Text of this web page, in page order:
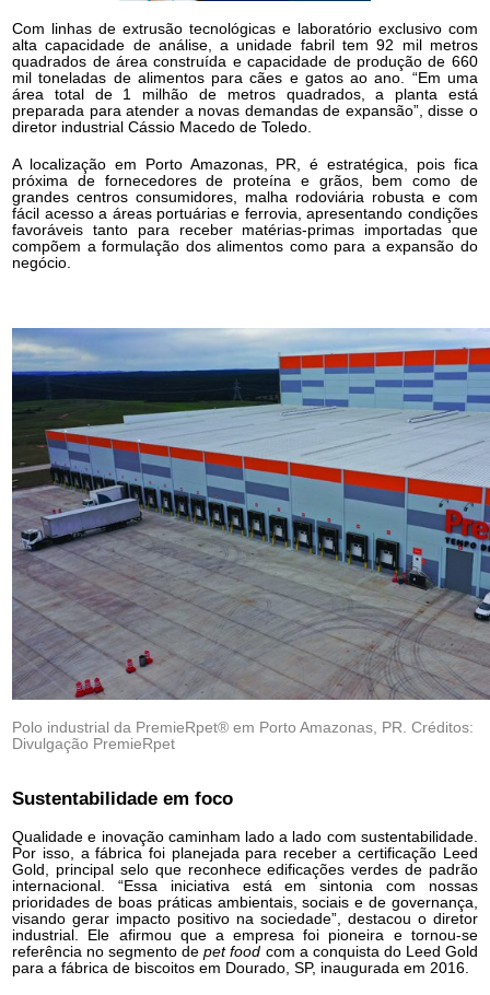
Com linhas de extrusão tecnológicas e laboratório exclusivo com
alta capacidade de análise, a unidade fabril tem 92 mil metros
quadrados de área construída e capacidade de produção de 660
mil toneladas de alimentos para cães e gatos ao ano. “Em uma
área total de 1 milhão de metros quadrados, a planta está
preparada para atender a novas demandas de expansão”, disse o
diretor industrial Cássio Macedo de Toledo.
A localização em Porto Amazonas, PR, é estratégica, pois fica
próxima de fornecedores de proteína e grãos, bem como de
grandes centros consumidores, malha rodoviária robusta e com
fácil acesso a áreas portuárias e ferrovia, apresentando condições
favoráveis tanto para receber matérias-primas importadas que
compõem a formulação dos alimentos como para a expansão do
negócio.
Polo industrial da PremieRpet® em Porto Amazonas, PR. Créditos:
Divulgação PremieRpet
Sustentabilidade em foco
Qualidade e inovação caminham lado a lado com sustentabilidade.
Por isso, a fábrica foi planejada para receber a certificação Leed
Gold, principal selo que reconhece edificações verdes de padrão
internacional. “Essa iniciativa está em sintonia com nossas
prioridades de boas práticas ambientais, sociais e de governança,
visando gerar impacto positivo na sociedade”, destacou o diretor
industrial. Ele afirmou que a empresa foi pioneira e tornou-se
referência no segmento depet food com a conquista do Leed Gold
para a fábrica de biscoitos em Dourado, SP, inaugurada em 2016.